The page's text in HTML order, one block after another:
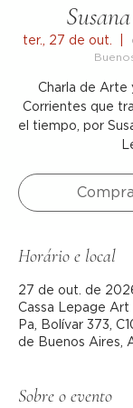
ter., 27 de out.
Charla de Arte
Corrientes que
el tiempo, por
Horário e local
27 de out. de
Cassa Lepage
Pa, Bolívar 373,
de Buenos Aires,
Sobre o evento